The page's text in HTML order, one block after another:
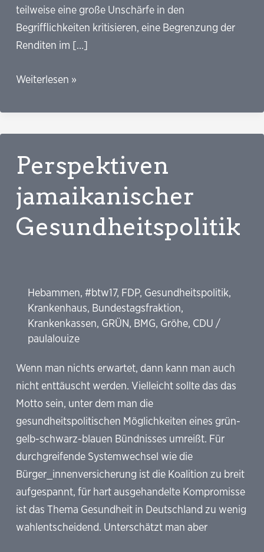
teilweise eine große Unschärfe in den
Begrifflichkeiten kritisieren, eine Begrenzung der
Renditen im […]
Ein
Grundsatzkonflikt:
Wir
wir
es
mit
Renditen
im
Weiterlesen »
Perspektiven
jamaikanischer
Gesundheitspolitik
Hebammen,#btw17, FDP, Gesundheitspolitik,
Krankenhaus, Bundestagsfraktion,
Krankenkassen, GRÜN, BMG, Gröhe, CDU /
paulalouize
Wenn man nichts erwartet, dann kann man auch
nicht enttäuscht werden. Vielleicht sollte das das
Motto sein, unter dem man die
gesundheitspolitischen Möglichkeiten eines grün-
gelb-schwarz-blauen Bündnisses umreißt. Für
durchgreifende Systemwechsel wie die
Bürger_innenversicherung ist die Koalition zu breit
aufgespannt, für hart ausgehandelte Kompromisse
ist das Thema Gesundheit in Deutschland zu wenig
wahlentscheidend. Unterschätzt man aber